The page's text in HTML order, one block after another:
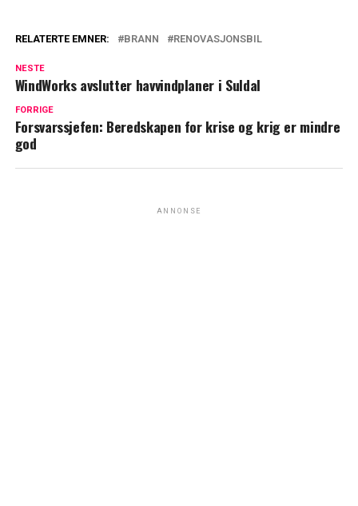
RELATERTE EMNER: BRANN RENOVASJONSBIL
NESTE
WindWorks avslutter havvindplaner i Suldal
FORRIGE
Forsvarssjefen: Beredskapen for krise og krig er mindre
god
ANNONSE